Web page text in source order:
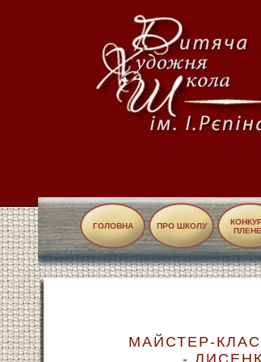
ГОЛОВНА ПРО ШКОЛУ
МАЙСТЕР-